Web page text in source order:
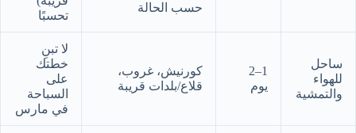
حسب الحالة
تحسبًا
ساحل
للهواء
والتمشية
1–2
يوم
كورنيش، غروب،
قلاع/بلدات قريبة
لا تبنِ
خطتك
على
السباحة
في مارس